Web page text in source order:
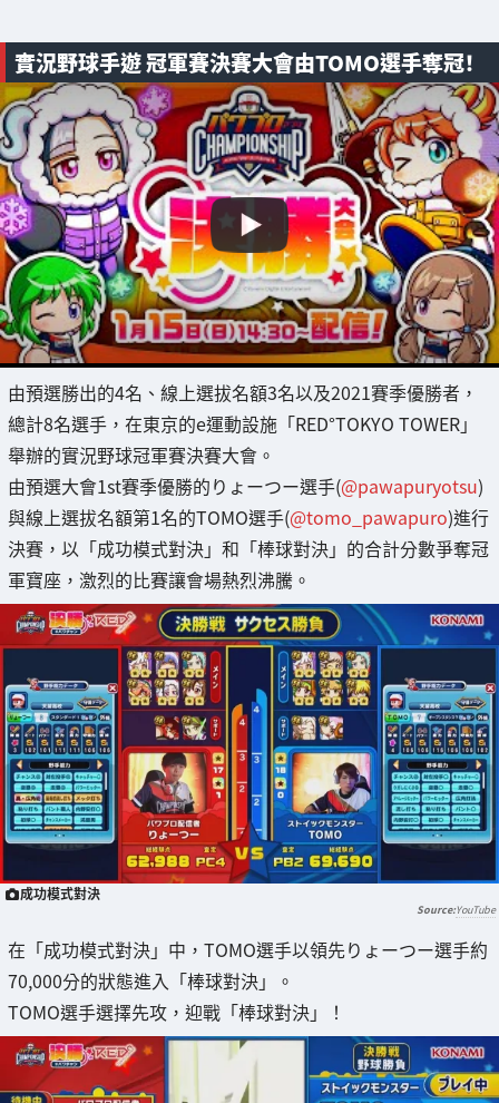
實況野球手遊 冠軍賽決賽大會由TOMO選手奪冠！
由預選勝出的4名、線上選拔名額3名以及2021賽季優勝者，
總計8名選手，在東京的e運動設施「RED°TOKYO TOWER」
舉辦的實況野球冠軍賽決賽大會。
由預選大會1st賽季優勝的りょーつー選手(@pawapuryotsu)
與線上選拔名額第1名的TOMO選手(@tomo_pawapuro)進行
決賽，以「成功模式對決」和「棒球對決」的合計分數爭奪冠
軍寶座，激烈的比賽讓會場熱烈沸騰。
成功模式對決
YouTube
在「成功模式對決」中，TOMO選手以領先りょーつー選手約
70,000分的狀態進入「棒球對決」。
TOMO選手選擇先攻，迎戰「棒球對決」！